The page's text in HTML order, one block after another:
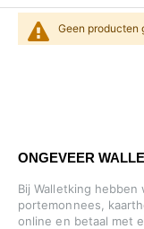
Geen producten
ONGEVEER
Bij Walletking
portemonnees,
online en betaal met